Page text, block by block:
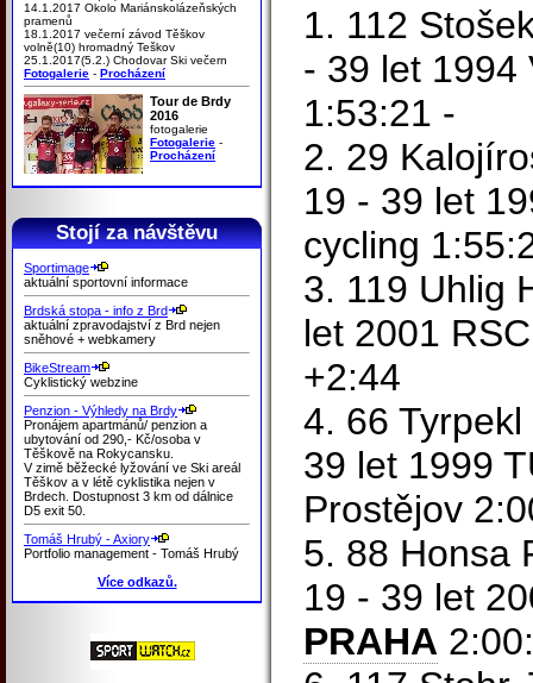
14.1.2017 Okolo Mariánskolázeňských
pramenů
18.1.2017 večerní závod Těškov
volně(10) hromadný Teškov
25.1.2017(5.2.) Chodovar Ski večern
Fotogalerie - Procházení
Tour de Brdy
2016
fotogalerie
Fotogalerie -
Procházení
Stojí za návštěvu
Sportimage
aktuální sportovní informace
Brdská stopa - info z Brd
aktuální zpravodajství z Brd nejen
sněhové + webkamery
BikeStream
Cyklistický webzine
Penzion - Výhledy na Brdy
Pronájem apartmánů/ penzion a
ubytování od 290,- Kč/osoba v
Těškově na Rokycansku.
V zimě běžecké lyžování ve Ski areál
Těškov a v létě cyklistika nejen v
Brdech. Dostupnost 3 km od dálnice
D5 exit 50.
Tomáš Hrubý - Axiory
Portfolio management - Tomáš Hrubý
Více odkazů.
1. 112
- 39 let 1994
1:53:21 -
2. 29
19 - 39 let
cycling
3. 119 Uhlig
let 2001
+2:44
4. 66
39 let 1999
Prostějov
5. 88 Honsa
19 - 39 let
PRAHA